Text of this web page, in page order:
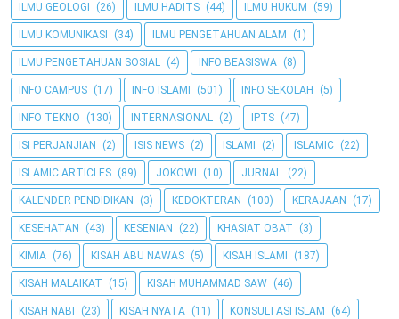
ILMU GEOLOGI (26) ILMU HADITS (44) ILMU HUKUM (59)
ILMU KOMUNIKASI (34) ILMU PENGETAHUAN ALAM (1)
ILMU PENGETAHUAN SOSIAL (4) INFO BEASISWA (8)
INFO CAMPUS (17) INFO ISLAMI (501) INFO SEKOLAH (5)
INFO TEKNO (130) INTERNASIONAL (2) IPTS (47)
ISI PERJANJIAN (2) ISIS NEWS (2) ISLAMI (2) ISLAMIC (22)
ISLAMIC ARTICLES (89) JOKOWI (10) JURNAL (22)
KALENDER PENDIDIKAN (3) KEDOKTERAN (100) KERAJAAN (17)
KESEHATAN (43) KESENIAN (22) KHASIAT OBAT (3)
KIMIA (76) KISAH ABU NAWAS (5) KISAH ISLAMI (187)
KISAH MALAIKAT (15) KISAH MUHAMMAD SAW (46)
KISAH NABI (23) KISAH NYATA (11) KONSULTASI ISLAM (64)